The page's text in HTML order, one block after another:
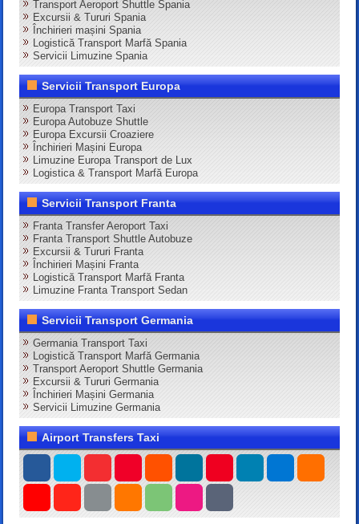
Transport Aeroport Shuttle Spania
Excursii & Tururi Spania
Închirieri mașini Spania
Logistică Transport Marfă Spania
Servicii Limuzine Spania
Servicii Transport Europa
Europa Transport Taxi
Europa Autobuze Shuttle
Europa Excursii Croaziere
Închirieri Mașini Europa
Limuzine Europa Transport de Lux
Logistica & Transport Marfă Europa
Servicii Transport Franta
Franta Transfer Aeroport Taxi
Franta Transport Shuttle Autobuze
Excursii & Tururi Franta
Închirieri Mașini Franta
Logistică Transport Marfă Franta
Limuzine Franta Transport Sedan
Servicii Transport Germania
Germania Transport Taxi
Logistică Transport Marfă Germania
Transport Aeroport Shuttle Germania
Excursii & Tururi Germania
Închirieri Mașini Germania
Servicii Limuzine Germania
Airport Transfers Taxi